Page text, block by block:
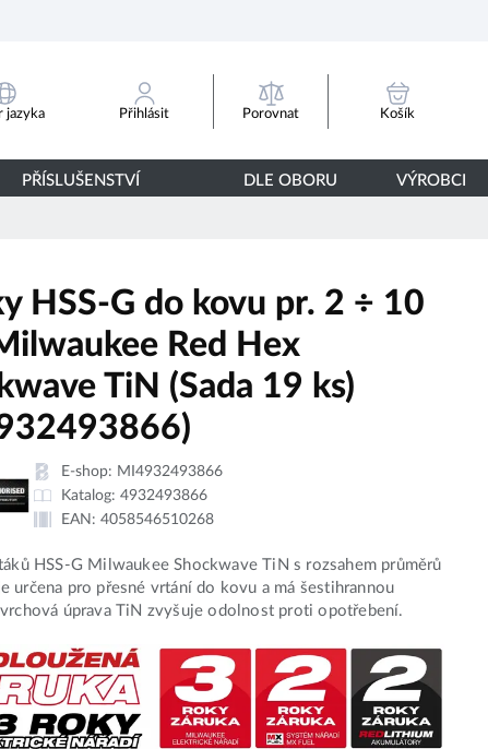
jazyka Přihlásit Porovnat Košík
PŘÍSLUŠENSTVÍ DLE OBORU VÝROBCI
HSS-G do kovu pr. 2 ÷ 10
Red Hex
TiN (Sada 19 ks)
E-shop: MI4932493866
Katalog: 4932493866
EAN: 4058546510268
HSS-G Milwaukee Shockwave TiN s rozsahem průměrů
určena pro přesné vrtání do kovu a má šestihrannou
úprava TiN zvyšuje odolnost proti opotřebení.